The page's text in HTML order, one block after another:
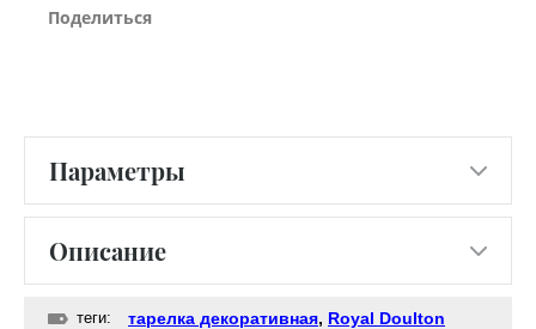
Поделиться
Параметры
Описание
теги: тарелка декоративная, Royal Doulton